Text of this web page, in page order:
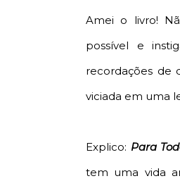
Amei o livro!
possível e
recordações de
viciada em uma
Explico: Para
tem uma vida